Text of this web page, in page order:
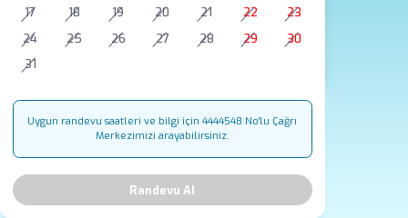
17
18 19 20 21 22
23
24
25 26 27 28 29
30
31
Uygun randevu saatleri ve bilgi için 4444548 No'lu Çağrı
Merkezimizi arayabilirsiniz.
Randevu Al